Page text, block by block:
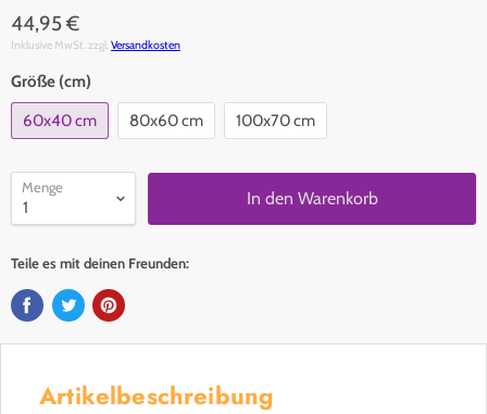
44,95 €
Inklusive MwSt. zzgl. Versandkosten
Größe (cm)
60x40 cm
80x60 cm 100x70 cm
Menge
In den Warenkorb
Teile es mit deinen Freunden:
Artikelbeschreibung